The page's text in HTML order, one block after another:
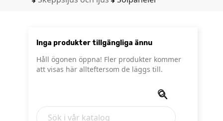
Inga produkter tillgängliga ännu
Håll ögonen öppna! Fler produkter kommer
att visas här allteftersom de läggs till.

